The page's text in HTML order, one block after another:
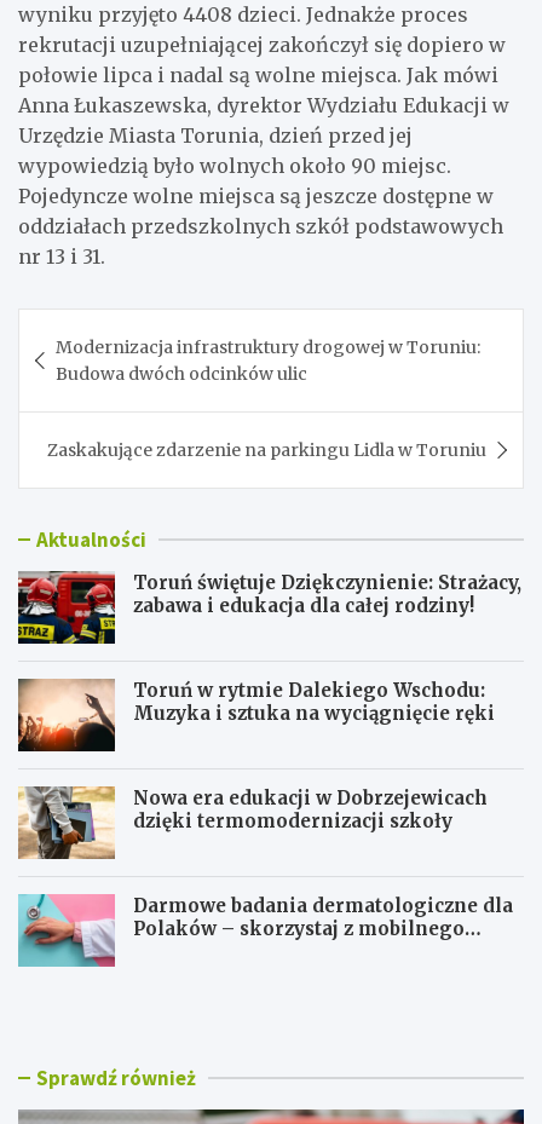
wyniku przyjęto 4408 dzieci. Jednakże proces
rekrutacji uzupełniającej zakończył się dopiero w
połowie lipca i nadal są wolne miejsca. Jak mówi
Anna Łukaszewska, dyrektor Wydziału Edukacji w
Urzędzie Miasta Torunia, dzień przed jej
wypowiedzią było wolnych około 90 miejsc.
Pojedyncze wolne miejsca są jeszcze dostępne w
oddziałach przedszkolnych szkół podstawowych
nr 13 i 31.
wpisu
Modernizacja infrastruktury drogowej w Toruniu:
Budowa dwóch odcinków ulic
Zaskakujące zdarzenie na parkingu Lidla w Toruniu
Aktualności
Toruń świętuje Dziękczynienie: Strażacy,
zabawa i edukacja dla całej rodziny!
Toruń w rytmie Dalekiego Wschodu:
Muzyka i sztuka na wyciągnięcie ręki
Nowa era edukacji w Dobrzejewicach
dzięki termomodernizacji szkoły
Darmowe badania dermatologiczne dla
Polaków – skorzystaj z mobilnego
T
ś
T
w Sprawdź również